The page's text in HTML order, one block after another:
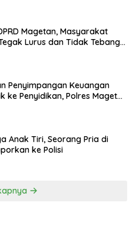
Magetan, Masyarakat
Lurus dan Tidak Tebang
Penyimpangan Keuangan
ke Penyidikan, Polres Magetan
Anak Tiri, Seorang Pria di
ke Polisi